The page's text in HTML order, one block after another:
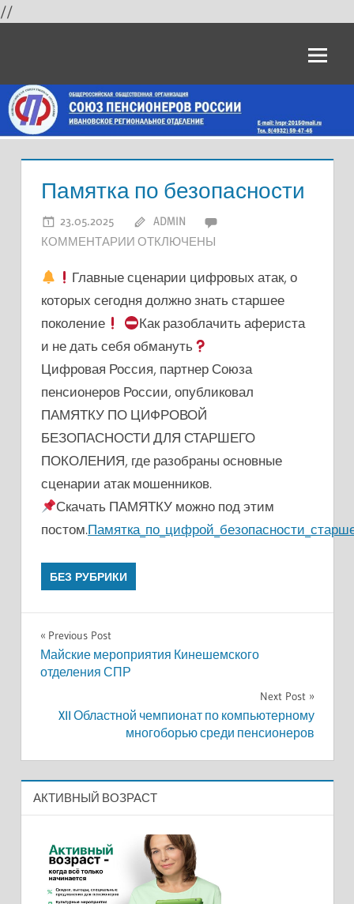
//
сайт
"Союз
пенсионеров
России"
области
Памятка по безопасности
23.05.2025
ADMIN
КОММЕНТАРИИ К
ПАМЯТКА
ПО
БЕЗОПАСНОСТИ
ОТКЛЮЧЕНЫ
Главные сценарии цифровых атак, о
которых сегодня должно знать старшее
поколение
Как разоблачить афериста
и не дать себя обмануть
Цифровая Россия, партнер Союза
пенсионеров России, опубликовал
ПАМЯТКУ ПО ЦИФРОВОЙ
БЕЗОПАСНОСТИ ДЛЯ СТАРШЕГО
ПОКОЛЕНИЯ, где разобраны основные
сценарии атак мошенников.
Скачать ПАМЯТКУ можно под этим
постом.
БЕЗ РУБРИКИ
Навигация
по
Previous Post
Майские мероприятия Кинешемского
отделения СПР
Next Post
XII Областной чемпионат по компьютерному
многоборью среди пенсионеров
АКТИВНЫЙ ВОЗРАСТ